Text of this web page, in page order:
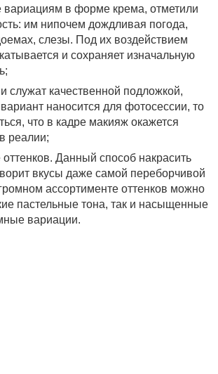
вариациям в форме крема, отметили
им нипочем дождливая погода,
слезы. Под их воздействием
и сохраняет изначальную
служат качественной подложкой,
наносится для фотосессии, то
что в кадре макияж окажется
реалии;
оттенков. Данный способ накрасить
вкусы даже самой переборчивой
ассортименте оттенков можно
пастельные тона, так и насыщенные
вариации.